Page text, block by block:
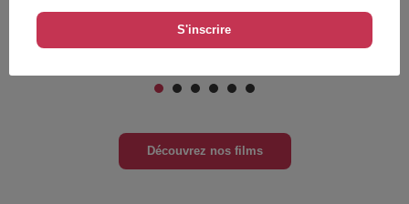
Cassandro, the Exotico!
Découvrez nos films